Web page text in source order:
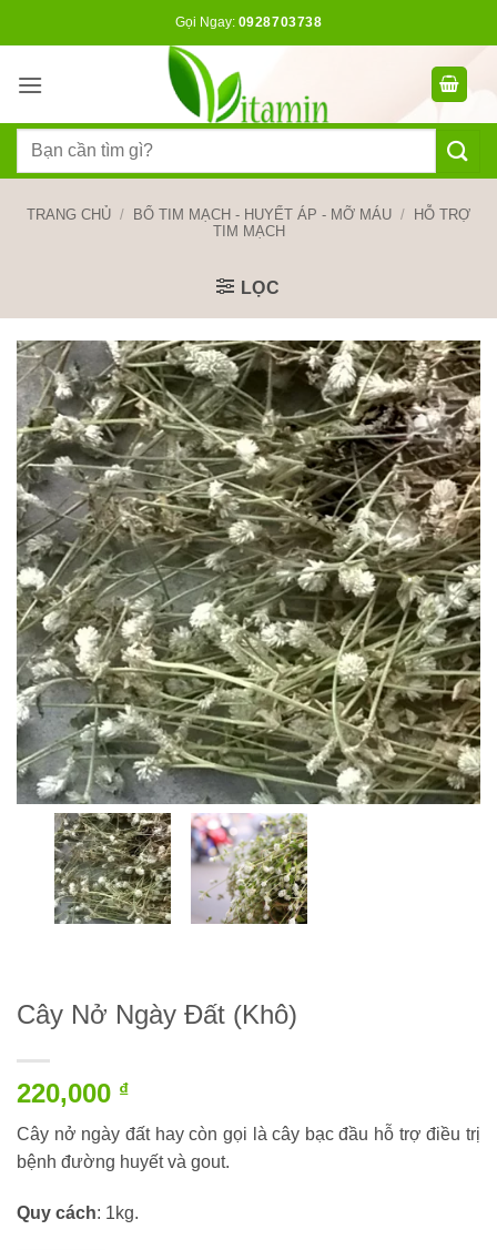
dung
Gọi Ngay: 0928703738
Tìm
TRANG CHỦ / BỔ TIM MẠCH - HUYẾT ÁP - MỠ MÁU /
HỖ TRỢ
TIM MẠCH
LỌC
Cây Nở Ngày Đất (Khô)
220,000 ₫
Cây nở ngày đất hay còn gọi là cây bạc đầu hỗ trợ điều trị
bệnh đường huyết và gout.
Quy cách: 1kg.